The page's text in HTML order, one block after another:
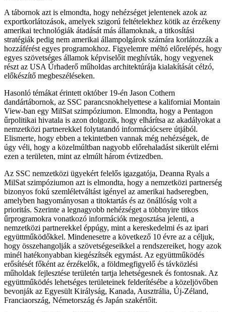
A tábornok azt is elmondta, hogy nehézséget jelentenek azok az
exportkorlátozások, amelyek szigorú feltételekhez kötik az érzékeny
amerikai technológiák átadását más államoknak, a titkosítási
stratégiák pedig nem amerikai állampolgárok számára korlátozzák a
hozzáférést egyes programokhoz. Figyelemre méltó előrelépés, hogy
egyes szövetséges államok képviselőit meghívták, hogy vegyenek
részt az USA Űrhaderő műholdas architektúrája kialakítását célzó,
előkészítő megbeszéléseken.
Hasonló témákat érintett október 19-én Jason Cothern
dandártábornok, az SSC parancsnokhelyettese a kaliforniai Montain
View-ban egy MilSat szimpóziumon. Elmondta, hogy a Pentagon
űrpolitikai hivatala is azon dolgozik, hogy elhárítsa az akadályokat a
nemzetközi partnerekkel folytatandó információcsere útjából.
Elismerte, hogy ebben a tekintetben vannak még nehézségek, de
úgy véli, hogy a közelmúltban nagyobb előrehaladást sikerült elérni
ezen a területen, mint az elmúlt három évtizedben.
Az SSC nemzetközi ügyekért felelős igazgatója, Deanna Ryals a
MilSat szimpóziumon azt is elmondta, hogy a nemzetközi partnerség
bizonyos fokú szemléletváltást igényel az amerikai hadseregben,
amelyben hagyományosan a titoktartás és az önállóság volt a
prioritás. Szerinte a legnagyobb nehézséget a többnyire titkos
űrprogramokra vonatkozó információk megosztása jelenti, a
nemzetközi partnerekkel éppúgy, mint a kereskedelmi és az ipari
együttműködőkkel. Mindenesetre a következő 10 évre az a céljuk,
hogy összehangolják a szövetségeseikkel a rendszereiket, hogy azok
minél hatékonyabban kiegészítsék egymást. Az együttműködés
erősítését főként az érzékelők, a földmegfigyelő és távközlési
műholdak fejlesztése területén tartja lehetségesnek és fontosnak. Az
együttműködés lehetséges területeinek felderítésébe a közeljövőben
bevonják az Egyesült Királyság, Kanada, Ausztrália, Új-Zéland,
Franciaország, Németország és Japán szakértőit.